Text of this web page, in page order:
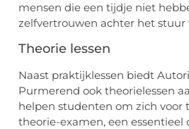
mensen die een tijdje niet
zelfvertrouwen achter het
Theorie lessen
Naast praktijklessen biedt
Purmerend ook theorielessen
helpen studenten om zich voor
theorie-examen, een essentieel